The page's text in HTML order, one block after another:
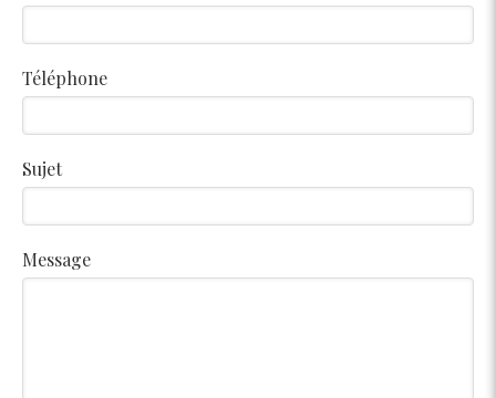
Téléphone
Sujet
Message